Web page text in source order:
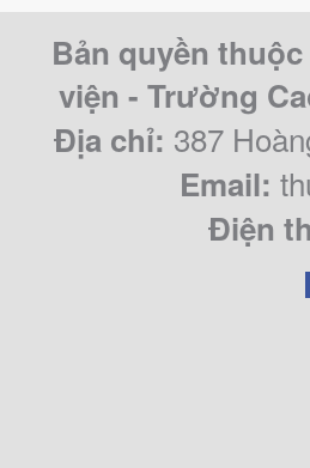
KHÓA LUẬN/
CAO ĐẲNG SƯ
QUY KHÓA 2021
Bản quyền
viện - Trường
Địa chỉ: 387
Email:
Điện